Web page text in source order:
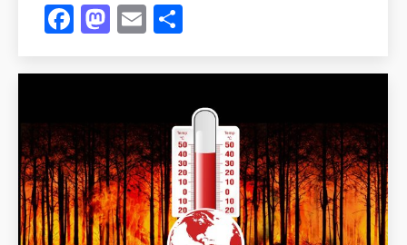
Facebook
Mastodon
Email